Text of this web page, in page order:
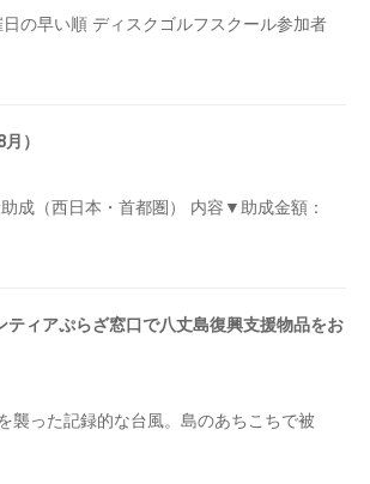
の早い順 ディスクゴルフスクール参加者
）
成（西日本・首都圏） 内容▼助成金額：
ティアぷらざ窓口で八丈島復興支援物品をお
襲った記録的な台風。島のあちこちで被